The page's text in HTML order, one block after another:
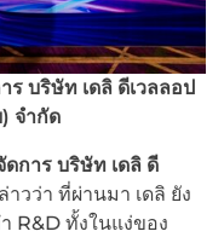
บริษัท เดลิ ดีเวลลอป
จำกัด
การ บริษัท เดลิ ดี
าวว่า ที่ผ่านมา เดลิ ยัง
R&D ทั้งในแง่ของ